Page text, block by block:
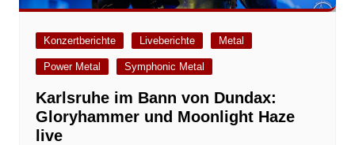
Konzertberichte Liveberichte Metal
Power Metal Symphonic Metal
Karlsruhe im Bann von Dundax:
Gloryhammer und Moonlight Haze
live